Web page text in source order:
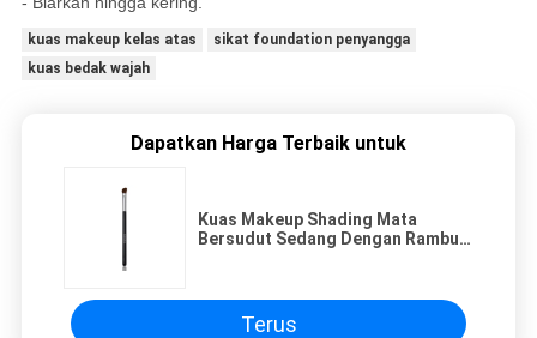
kuas makeup kelas atas
sikat foundation penyangga
kuas bedak wajah
Dapatkan Harga Terbaik untuk
Kuas Makeup Shading Mata
Bersudut Sedang Dengan Rambut
Terus